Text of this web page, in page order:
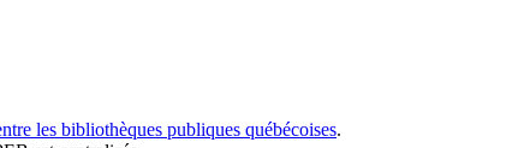
les bibliothèques publiques québécoises.